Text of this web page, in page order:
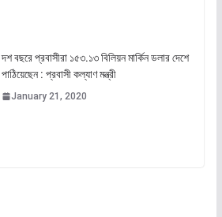
দশ বছরে প্রবাসীরা ১৫৩.১৩ বিলিয়ন মার্কিন ডলার দেশে
পাঠিয়েছেন : প্রবাসী কল্যাণ মন্ত্রী
January 21, 2020